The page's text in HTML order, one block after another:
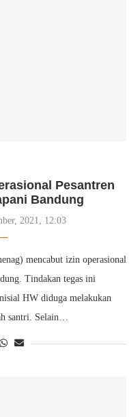
Pesantren
Bandung
2021, 12:03
mencabut izin operasional
Tindakan tegas ini
HW diduga melakukan
santri. Selain…